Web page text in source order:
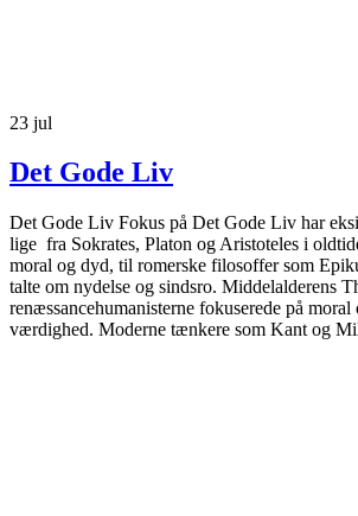
23 jul
Det Gode Liv
Det Gode Liv Fokus på Det Gode Liv har
lige fra Sokrates, Platon og Aristoteles i
moral og dyd, til romerske filosoffer som
talte om nydelse og sindsro. Middelalderens
renæssancehumanisterne fokuserede på moral
værdighed. Moderne tænkere som Kant og